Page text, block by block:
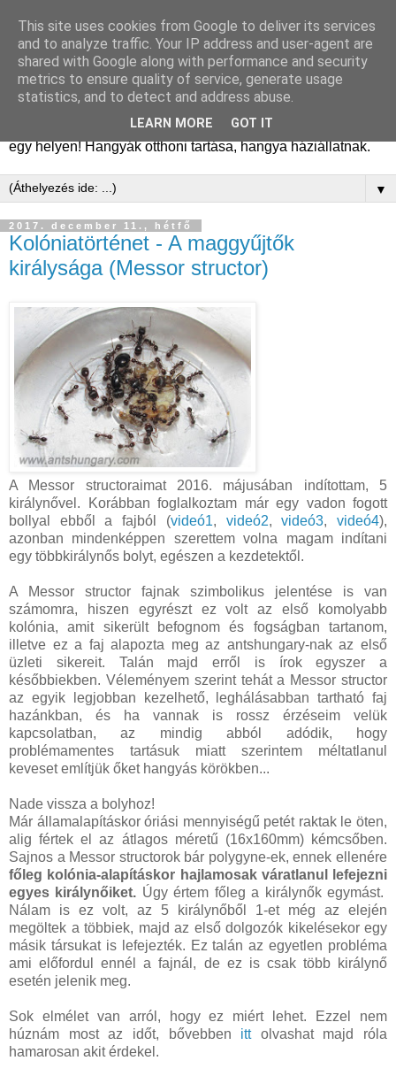
Hangyafarm
Hangyatartás gyakorlati tapasztalatok, hangyafarm
alapítástól a kifejlett kolóniákig. Tanácsok, megfigyelések,
kolóniatörténetek, fajismertetők. A hangyászásról minden
egy helyen! Hangyák otthoni tartása, hangya háziállatnak.
▼
2017. december 11., hétfő
Kolóniatörténet - A maggyűjtők
királysága (Messor structor)
A Messor structoraimat 2016. májusában indítottam, 5
királynővel. Korábban foglalkoztam már egy vadon fogott
bollyal ebből a fajból (videó1, videó2,videó3,videó4),
azonban mindenképpen szerettem volna magam indítani
egy többkirálynős bolyt, egészen a kezdetektől.
A Messor structor fajnak szimbolikus jelentése is van
számomra, hiszen egyrészt ez volt az első komolyabb
kolónia, amit sikerült befognom és fogságban tartanom,
illetve ez a faj alapozta meg az antshungary-nak az első
üzleti sikereit. Talán majd erről is írok egyszer a
későbbiekben. Véleményem szerint tehát a Messor structor
az egyik legjobban kezelhető, leghálásabban tartható faj
hazánkban, és ha vannak is rossz érzéseim velük
kapcsolatban, az mindig abból adódik, hogy
problémamentes tartásuk miatt szerintem méltatlanul
keveset említjük őket hangyás körökben...
Nade vissza a bolyhoz!
Már államalapításkor óriási mennyiségű petét raktak le öten,
alig fértek el az átlagos méretű (16x160mm) kémcsőben.
Sajnos a Messor structorok bár polygyne-ek, ennek ellenére
főleg kolónia-alapításkor hajlamosak váratlanul lefejezni
egyes királynőiket. Úgy értem főleg a királynők egymást.
Nálam is ez volt, az 5 királynőből 1-et még az elején
megöltek a többiek, majd az első dolgozók kikelésekor egy
másik társukat is lefejezték. Ez talán az egyetlen probléma
ami előfordul ennél a fajnál, de ez is csak több királynő
esetén jelenik meg.
Sok elmélet van arról, hogy ez miért lehet. Ezzel nem
húznám most az időt, bővebben itt olvashat majd róla
hamarosan akit érdekel.
This site uses cookies from Google to deliver its services
and to analyze traffic. Your IP address and user-agent are
shared with Google along with performance and security
metrics to ensure quality of service, generate usage
statistics, and to detect and address abuse.
LEARN MORE GOT IT